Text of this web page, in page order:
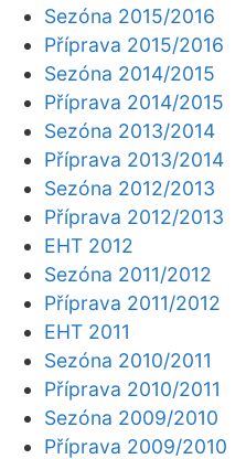
Sezóna 2015/2016
Příprava 2015/2016
Sezóna 2014/2015
Příprava 2014/2015
Sezóna 2013/2014
Příprava 2013/2014
Sezóna 2012/2013
Příprava 2012/2013
EHT 2012
Sezóna 2011/2012
Příprava 2011/2012
EHT 2011
Sezóna 2010/2011
Příprava 2010/2011
Sezóna 2009/2010
Příprava 2009/2010